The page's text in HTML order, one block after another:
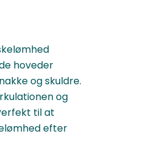
hoveder
og skuldre.
og
til at
efter